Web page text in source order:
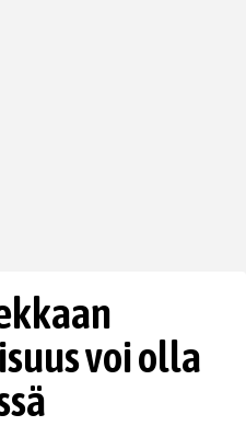
voi olla